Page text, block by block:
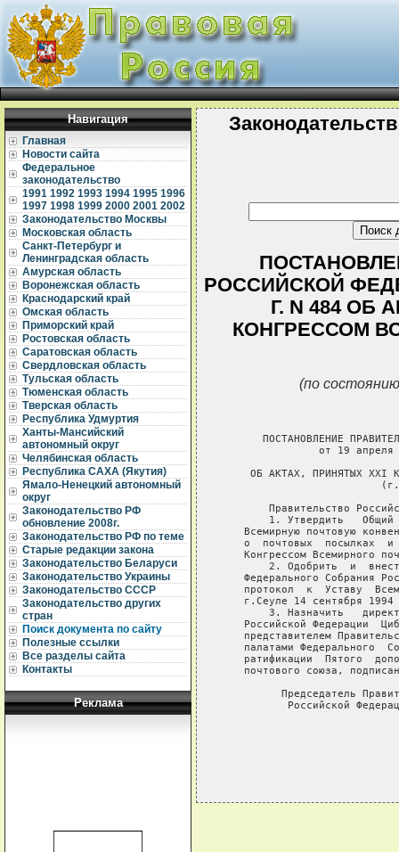
Навигация
Главная
Новости сайта
Федеральное
законодательство
1991 1992 1993 1994 1995 1996
1997 1998 1999 2000 2001 2002
Законодательство Москвы
Московская область
Санкт-Петербург и
Ленинградская область
Амурская область
Воронежская область
Краснодарский край
Омская область
Приморский край
Ростовская область
Саратовская область
Свердловская область
Тульская область
Тюменская область
Тверская область
Республика Удмуртия
Ханты-Мансийский
автономный округ
Челябинская область
Республика САХА (Якутия)
Ямало-Ненецкий автономный
округ
Законодательство РФ
обновление 2008г.
Законодательство РФ по теме
Старые редакции закона
Законодательство Беларуси
Законодательство Украины
Законодательство СССР
Законодательство других
стран
Поиск документа по сайту
Полезные ссылки
Все разделы сайта
Контакты
Реклама
РОССИЙСКОЙ
Г. N 484 ОБ
КОНГРЕССОМ
(по
ПОСТАНОВЛЕНИЕ
от 19 апреля
ОБ АКТАХ, ПРИНЯТЫХ ХХI
Правительство
1. Утвердить
Всемирную почтовую
о  почтовых  посылках
Конгрессом Всемирного
2. Одобрить  и
Федерального Собрания
протокол  к  Уставу
г.Сеуле 14 сентября 1994
3. Назначить
Российской Федерации
представителем
палатами Федерального
ратификации  Пятого
почтового союза,
Председатель
Российской